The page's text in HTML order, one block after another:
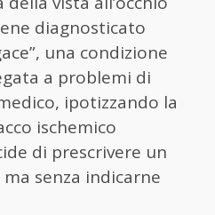
diagnosticato
una condizione
a problemi di
ipotizzando la
ischemico
di prescrivere un
senza indicarne